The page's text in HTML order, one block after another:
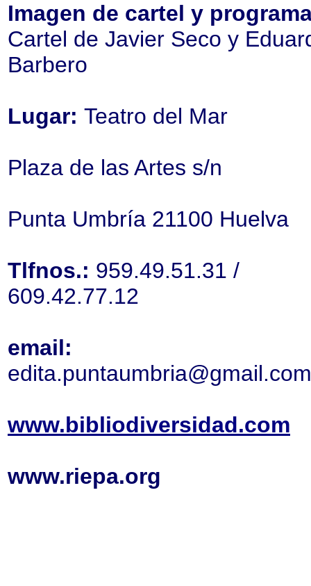
Imagen de cartel y
Cartel de Javier Seco y
Barbero
Lugar: Teatro del Mar
Plaza de las Artes s/n
Punta Umbría 21100 Huelva
Tlfnos.: 959.49.51.31 /
609.42.77.12
email:
edita.puntaumbria@gmail.com
www.bibliodiversidad.com
www.riepa.org